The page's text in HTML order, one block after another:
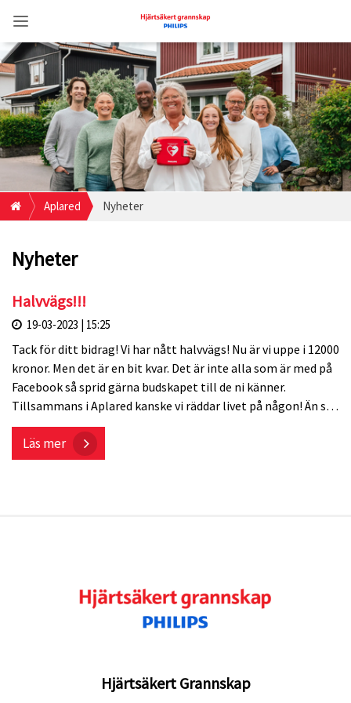
Aplared Nyheter
Nyheter
Halvvägs!!!
19-03-2023 | 15:25
Tack för ditt bidrag! Vi har nått halvvägs! Nu är vi uppe i 12000
kronor. Men det är en bit kvar. Det är inte alla som är med på
Facebook så sprid gärna budskapet till de ni känner.
Tillsammans i Aplared kanske vi räddar livet på någon! Än så
länge är det ingen av företagen i Aplared som har skänkt
men det kan vi väl se till att dom gör? Även om vi har en
ansökan om medel inskickat till Attraktiva Toarp så skall vi
Läs mer
Hjärtsäkert Grannskap